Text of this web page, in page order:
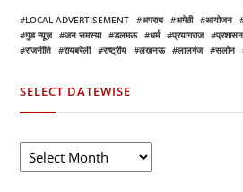
LOCAL ADVERTISEMENT अपराध अमेठी आयोजन
गुड न्यूज़
जन समस्या डलमऊ धर्म प्रयागराज प्रशासन
राजनीति
रायबरेली राष्ट्रीय लखनऊ लालगंज सलोन
SELECT DATEWISE